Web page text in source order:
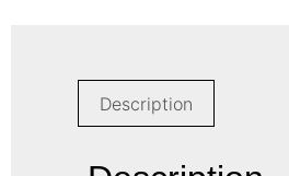
Description